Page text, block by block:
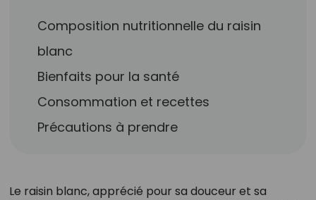
Composition nutritionnelle du raisin
blanc
Bienfaits pour la santé
Consommation et recettes
Précautions à prendre
Le raisin blanc, apprécié pour sa douceur et sa